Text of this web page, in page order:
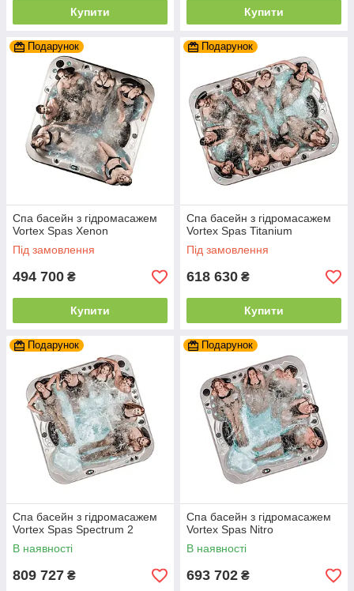
Купити Купити
Подарунок
Спа басейн з гідромасажем
Vortex Spas Xenon
Під замовлення
494 700 ₴
Купити
Подарунок
Спа басейн з гідромасажем
Vortex Spas Titanium
Під замовлення
618 630 ₴
Купити
Подарунок
Спа басейн з гідромасажем
Vortex Spas Spectrum 2
В наявності
809 727 ₴
Подарунок
Спа басейн з гідромасажем
Vortex Spas Nitro
В наявності
693 702 ₴